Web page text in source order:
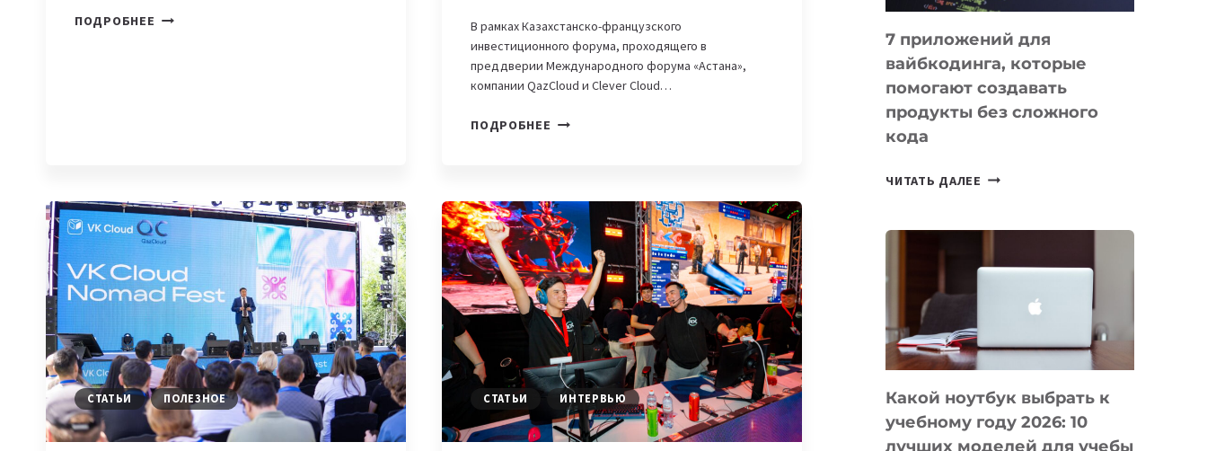
ПОДРОБНЕЕ КАЗАХСТАНСКИЙ
THE
DRAPERS
В рамках Казахстанско-французского
инвестиционного форума, проходящего в
преддверии Международного форума «Астана»,
компании QazCloud и Clever Cloud…
ПОДРОБНЕЕ QAZCLOUD
ПОДПИСАЛИ
МЕМОРАНДУМ
О
СОТРУДНИЧЕСТВЕ
НА
КАЗАХСТАНСКО-
ФРАНЦУЗСКОМ
ИНВЕСТИЦИОННОМ
ФОРУМЕ
СТАТЬИ ПОЛЕЗНОЕ СТАТЬИ ИНТЕРВЬЮ
7 приложений для
вайбкодинга, которые
помогают создавать
продукты без сложного
кода
ЧИТАТЬ ДАЛЕЕ 7
КОТОРЫЕ
СОЗДАВАТЬ
БЕЗ
КОДА
Какой ноутбук выбрать к
учебному году 2026: 10
лучших моделей для учебы